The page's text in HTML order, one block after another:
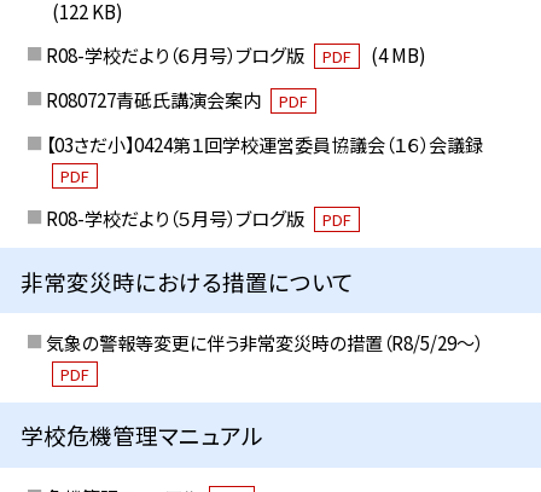
(122 KB)
R08-学校だより（６月号）ブログ版
PDF
(4 MB)
R080727青砥氏講演会案内
PDF
【03さだ小】0424第１回学校運営委員協議会（１６）会議録
PDF
R08-学校だより（５月号）ブログ版 PDF
非常変災時における措置について
気象の警報等変更に伴う非常変災時の措置（R8/5/29〜）
PDF
学校危機管理マニュアル